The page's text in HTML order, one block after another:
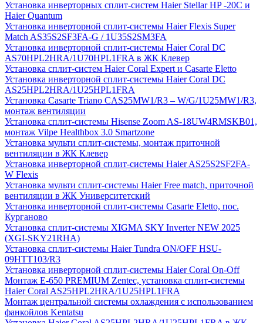
Установка инверторных сплит-систем Haier Stellar HP -20С и
Haier Quantum
Установка инверторной сплит-системы Haier Flexis Super
Match AS35S2SF3FA-G / 1U35S2SM3FA
Установка инверторной сплит-системы Haier Coral DC
AS70HPL2HRA/1U70HPL1FRA в ЖК Клевер
Установка сплит-систем Haier Coral Expert и Casarte Eletto
Установка инверторной сплит-системы Haier Coral DC
AS25HPL2HRA/1U25HPL1FRA
Установка Casarte Triano CAS25MW1/R3 – W/G/1U25MW1/R3,
монтаж вентиляции
Установка сплит-системы Hisense Zoom AS-18UW4RMSKB01,
монтаж Vilpe Healthbox 3.0 Smartzone
Установка мульти сплит-системы, монтаж приточной
вентиляции в ЖК Клевер
Установка инверторной сплит-системы Haier AS25S2SF2FA-
W Flexis
Установка мульти сплит-системы Haier Free match, приточной
вентиляции в ЖК Университетский
Установка инверторной сплит-системы Casarte Eletto, пос.
Курганово
Установка сплит-системы XIGMA SKY Inverter NEW 2025
(XGI-SKY21RHA)
Установка сплит-системы Haier Tundra ON/OFF HSU-
09HTT103/R3
Установка инверторной сплит-системы Haier Coral On-Off
Монтаж E-650 PREMIUM Zentec, установка сплит-системы
Haier Coral AS25HPL2HRA/1U25HPL1FRA
Монтаж центральной системы охлаждения с использованием
фанкойлов Kentatsu